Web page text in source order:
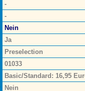
-
-
Nein
Ja
Preselection
01033
Basic/Standard: 16,95
Nein